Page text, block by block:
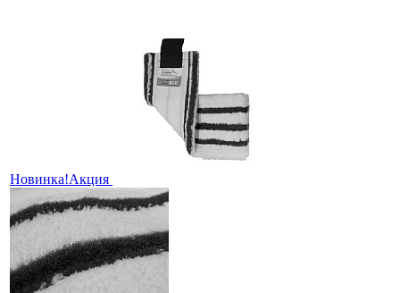
Новинка!Акция